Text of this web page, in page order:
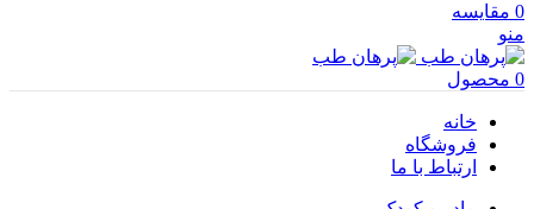
0 مقایسه
منو
0 محصول
خانه
فروشگاه
ارتباط با ما